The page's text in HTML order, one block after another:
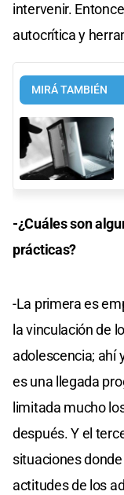
intervenir.
autocrítica y
MIRÁ TAMBIÉN
-¿Cuáles son
prácticas?
-La primera es
la vinculación de
adolescencia; ahí
es una llegada
limitada mucho
después. Y el
situaciones
actitudes de los